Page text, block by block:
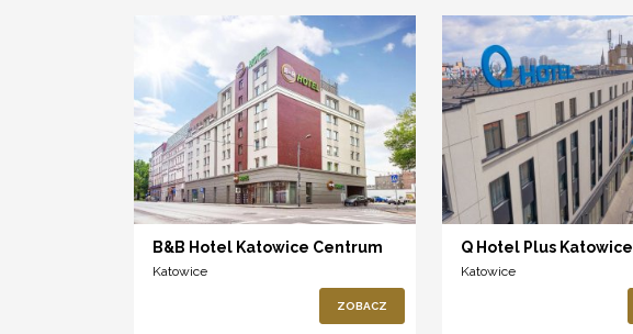
B&B Hotel Katowice Centrum
Katowice
ZOBACZ
Q Hotel Plus Katowice
Katowice